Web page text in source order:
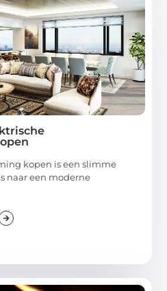
kopen is een slimme
naar een moderne